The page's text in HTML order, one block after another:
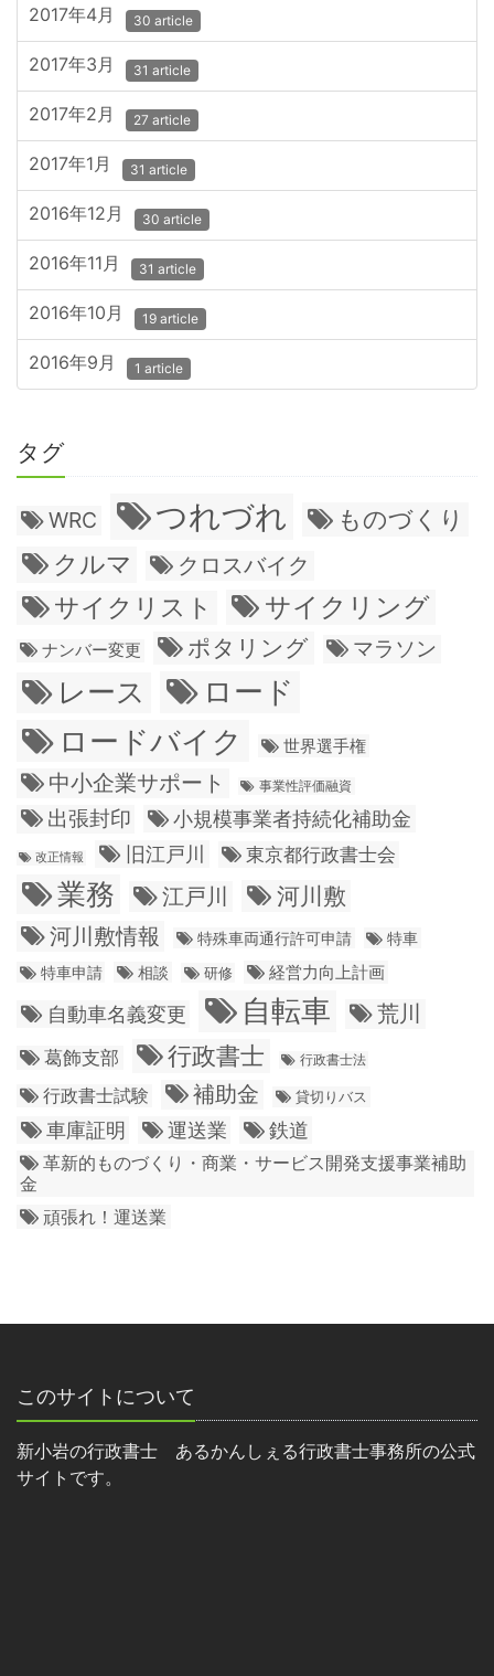
2017年4月 30 article
2017年3月 31 article
2017年2月 27 article
2017年1月 31 article
2016年12月 30 article
2016年11月 31 article
2016年10月 19 article
2016年9月 1 article
タグ
WRC つれづれ ものづくり
クルマ クロスバイク
サイクリスト サイクリング
ナンバー変更 ポタリング マラソン
レース
ロード
ロードバイク
世界選手権
中小企業サポート 事業性評価融資
出張封印 小規模事業者持続化補助金
改正情報 旧江戸川 東京都行政書士会
業務 江戸川
河川敷
河川敷情報
特殊車両通行許可申請
特車
特車申請
相談 研修 経営力向上計画
自動車名義変更 自転車 荒川
葛飾支部 行政書士 行政書士法
行政書士試験 補助金 貸切りバス
車庫証明 運送業 鉄道
革新的ものづくり・商業・サービス開発支援事業補助
金
頑張れ！運送業
このサイトについて
新小岩の行政書士 あるかんしぇる行政書士事務所の公式
サイトです。